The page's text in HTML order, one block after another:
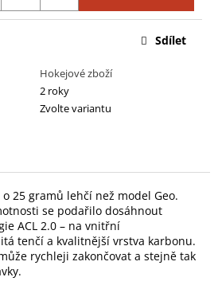
Hokejové zboží
2 roky
Zvolte variantu
Sdílet
o 25 gramů lehčí než model Geo.
se podařilo dosáhnout
ACL 2.0 – na vnitřní
tenčí a kvalitnější vrstva karbonu.
rychleji zakončovat a stejně tak